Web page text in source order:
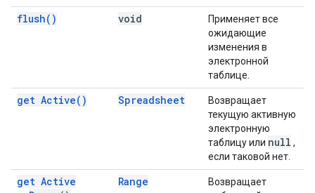
flush( ) void
Применяет все
ожидающие
изменения в
электронной
таблице.
get Active( ) Spreadsheet
Возвращает
текущую активную
электронную
таблицу или null ,
если таковой нет.
get Active
Range
Возвращает